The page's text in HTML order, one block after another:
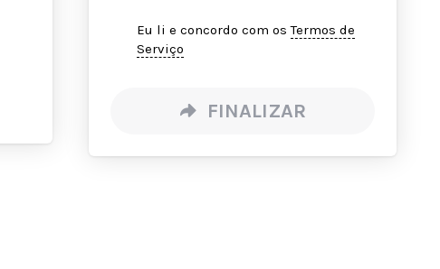
Eu li e concordo com osTermos de
Serviço
FINALIZAR